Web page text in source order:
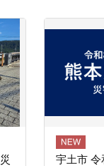
宇土市 令